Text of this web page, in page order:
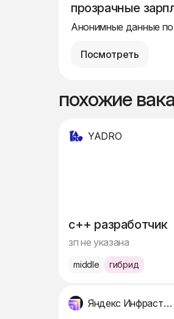
прозрачные
Анонимные данные
Посмотреть
похожие
YADRO
c++ разработчик
зп не указана
middle гибрид
Яндекс Инфраструктура